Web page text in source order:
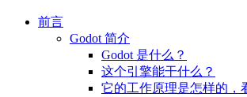
前言
Godot 简介
Godot 是什么？
这个引擎能干什么？
它的工作原理是怎样的，